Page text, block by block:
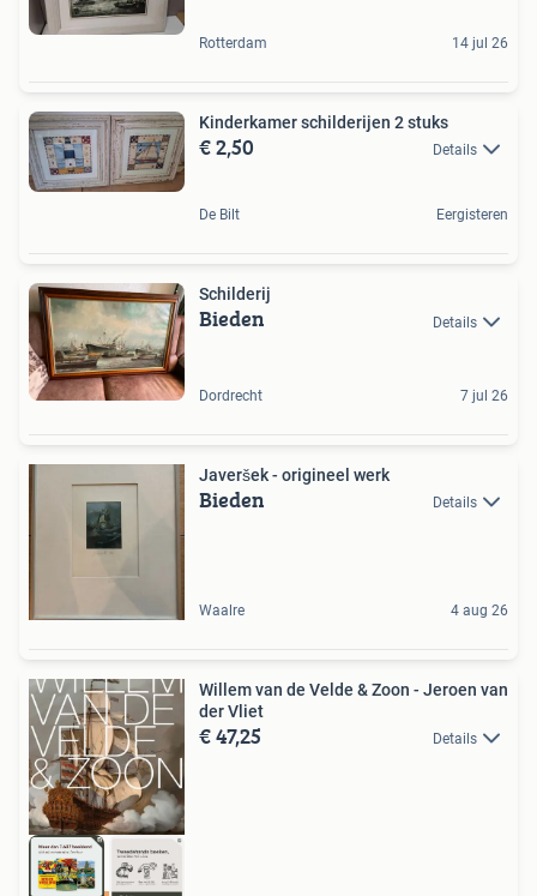
Rotterdam 14 jul 26
Kinderkamer schilderijen 2 stuks
€ 2,50 Details
De Bilt Eergisteren
Schilderij
Bieden Details
Dordrecht 7 jul 26
Javeršek - origineel werk
Bieden Details
Waalre 4 aug 26
Willem van de Velde & Zoon - Jeroen van
der Vliet
€ 47,25 Details